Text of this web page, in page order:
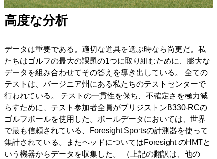
高度な分析
データは重要である。適切な道具を選ぶ時なら尚更だ。私
たちはゴルフの最大の課題の1つに取り組むために、膨大な
データを組み合わせてその答えを導き出している。 全ての
テストは、バージニア州にある私たちのテストセンターで
行われている。 テストの一貫性を保ち、不確定さを極力減
らすために、テスト参加者全員がブリジストンB330-RCの
ゴルフボールを使用した。ボールデータにおいては、世界
で最も信頼されている、Foresight Sportsの計測器を使って
集計されている。またヘッドについてはForesight のHMTと
いう機器からデータを収集した。 （上記の翻訳は、他の